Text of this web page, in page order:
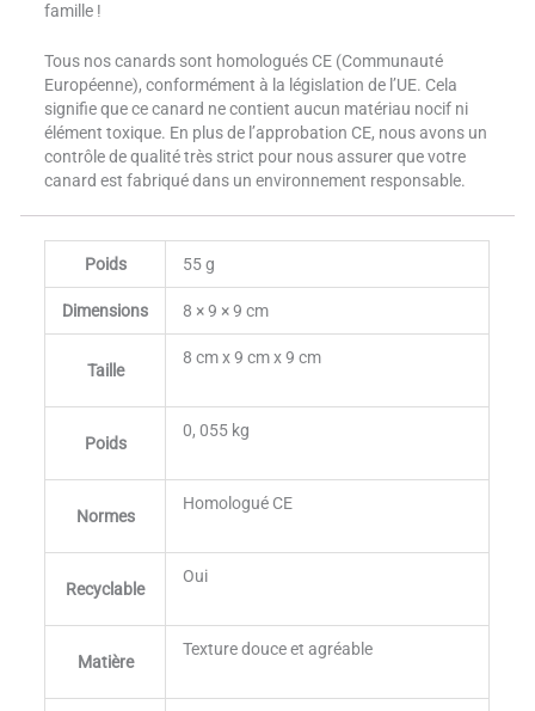
famille !
Tous nos canards sont homologués CE (Communauté
Européenne), conformément à la législation de l’UE. Cela
signifie que ce canard ne contient aucun matériau nocif ni
élément toxique. En plus de l’approbation CE, nous avons un
contrôle de qualité très strict pour nous assurer que votre
canard est fabriqué dans un environnement responsable.
Poids 55 g
Dimensions 8 × 9 × 9 cm
Taille
8 cm x 9 cm x 9 cm
Poids
0, 055 kg
Normes
Homologué CE
Recyclable
Oui
Matière
Texture douce et agréable